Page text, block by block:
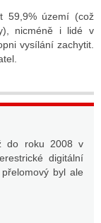
59,9% území (což
nicméně i lidé v
vysílání zachytit.
do roku 2008 v
digitální
byl ale